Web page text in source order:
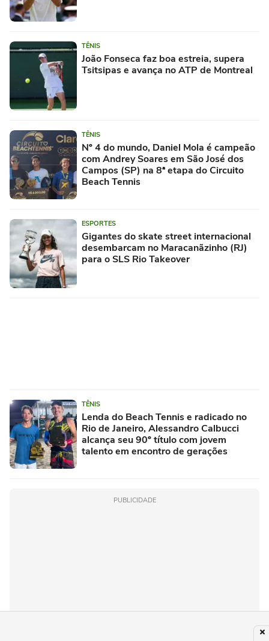
TÊNIS
João Fonseca faz boa estreia, supera
Tsitsipas e avança no ATP de Montreal
TÊNIS
Nº 4 do mundo, Daniel Mola é campeão
com Andrey Soares em São José dos
Campos (SP) na 8ª etapa do Circuito
Beach Tennis
ESPORTES
Gigantes do skate street internacional
desembarcam no Maracanãzinho (RJ)
para o SLS Rio Takeover
TÊNIS
Lenda do Beach Tennis e radicado no
Rio de Janeiro, Alessandro Calbucci
alcança seu 90º título com jovem
talento em encontro de gerações
PUBLICIDADE